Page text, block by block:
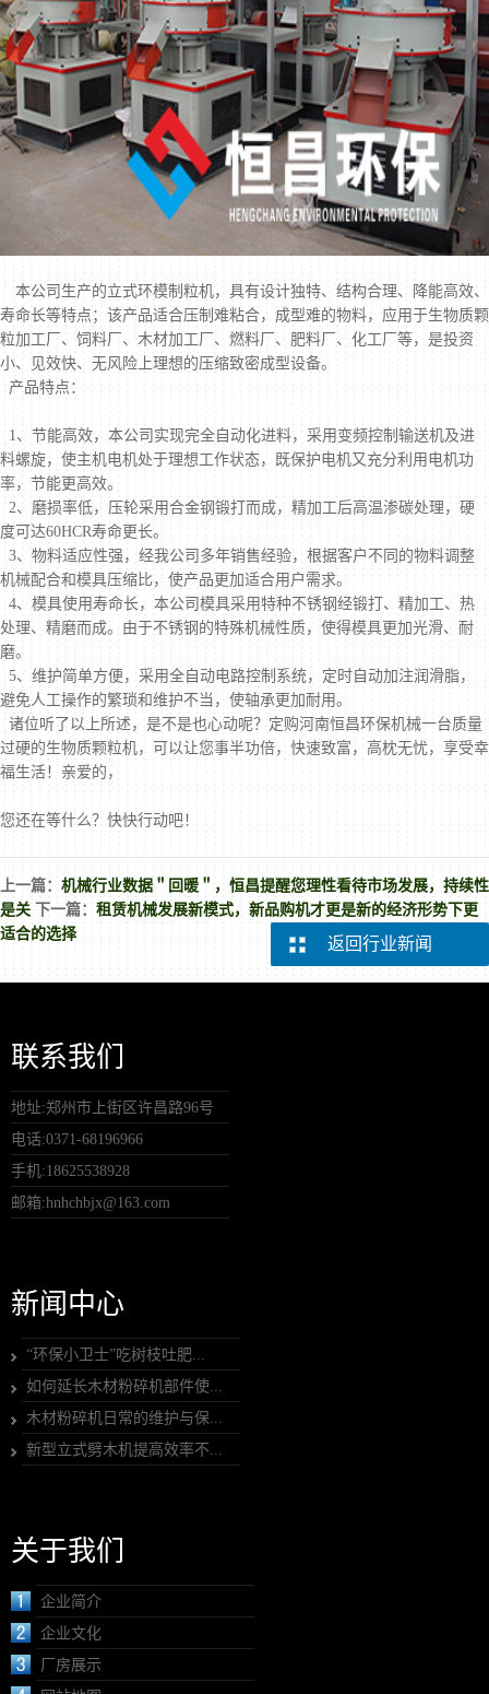
本公司生产的立式环模制粒机，具有设计独特、结构合理、降能高效、
寿命长等特点；该产品适合压制难粘合，成型难的物料，应用于生物质颗
粒加工厂、饲料厂、木材加工厂、燃料厂、肥料厂、化工厂等，是投资
小、见效快、无风险上理想的压缩致密成型设备。
产品特点：
1、节能高效，本公司实现完全自动化进料，采用变频控制输送机及进
料螺旋，使主机电机处于理想工作状态，既保护电机又充分利用电机功
率，节能更高效。
2、磨损率低，压轮采用合金钢锻打而成，精加工后高温渗碳处理，硬
度可达60HCR寿命更长。
3、物料适应性强，经我公司多年销售经验，根据客户不同的物料调整
机械配合和模具压缩比，使产品更加适合用户需求。
4、模具使用寿命长，本公司模具采用特种不锈钢经锻打、精加工、热
处理、精磨而成。由于不锈钢的特殊机械性质，使得模具更加光滑、耐
磨。
5、维护简单方便，采用全自动电路控制系统，定时自动加注润滑脂，
避免人工操作的繁琐和维护不当，使轴承更加耐用。
诸位听了以上所述，是不是也心动呢？定购河南恒昌环保机械一台质量
过硬的生物质颗粒机，可以让您事半功倍，快速致富，高枕无忧，享受幸
福生活！亲爱的，
您还在等什么？快快行动吧！
上一篇： 机械行业数据＂回暖＂，恒昌提醒您理性看待市场发展，持续性
是关下一篇： 租赁机械发展新模式，新品购机才更是新的经济形势下更
适合的选择
返回行业新闻
联系我们
地址:郑州市上街区许昌路96号
电话:0371-68196966
手机:18625538928
邮箱:hnhchbjx@163.com
新闻中心
“环保小卫士”吃树枝吐肥...
如何延长木材粉碎机部件使...
木材粉碎机日常的维护与保...
新型立式劈木机提高效率不...
关于我们
企业简介
企业文化
厂房展示